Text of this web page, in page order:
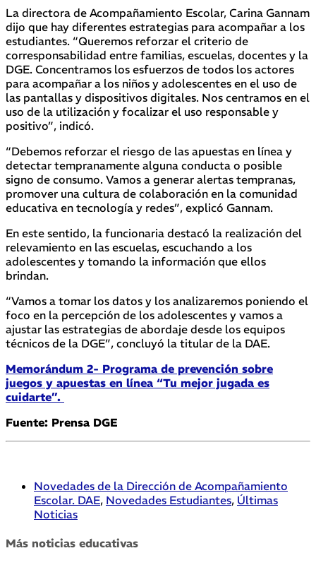
La directora de Acompañamiento Escolar, Carina Gannam
dijo que hay diferentes estrategias para acompañar a los
estudiantes. “Queremos reforzar el criterio de
corresponsabilidad entre familias, escuelas, docentes y la
DGE. Concentramos los esfuerzos de todos los actores
para acompañar a los niños y adolescentes en el uso de
las pantallas y dispositivos digitales. Nos centramos en el
uso de la utilización y focalizar el uso responsable y
positivo”, indicó.
“Debemos reforzar el riesgo de las apuestas en línea y
detectar tempranamente alguna conducta o posible
signo de consumo. Vamos a generar alertas tempranas,
promover una cultura de colaboración en la comunidad
educativa en tecnología y redes”, explicó Gannam.
En este sentido, la funcionaria destacó la realización del
relevamiento en las escuelas, escuchando a los
adolescentes y tomando la información que ellos
brindan.
“Vamos a tomar los datos y los analizaremos poniendo el
foco en la percepción de los adolescentes y vamos a
ajustar las estrategias de abordaje desde los equipos
técnicos de la DGE”, concluyó la titular de la DAE.
Memorándum 2- Programa de prevención sobre
juegos y apuestas en línea “Tu mejor jugada es
cuidarte”.
Fuente: Prensa DGE
Novedades de la Dirección de Acompañamiento
Escolar. DAE, Novedades Estudiantes, Últimas
Noticias
Más noticias educativas